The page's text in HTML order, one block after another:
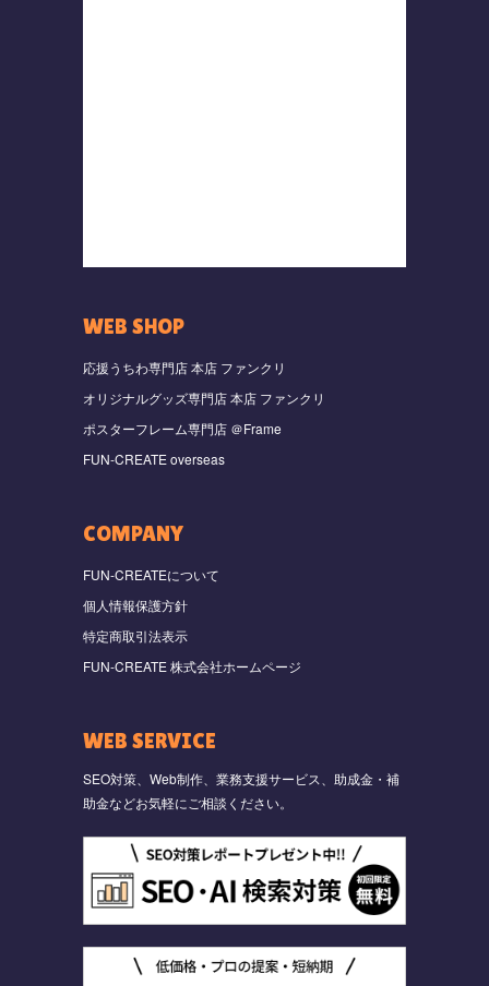
WEB SHOP
応援うちわ専門店 本店 ファンクリ
オリジナルグッズ専門店 本店 ファンクリ
ポスターフレーム専門店 ＠Frame
FUN-CREATE overseas
COMPANY
FUN-CREATEについて
個人情報保護方針
特定商取引法表示
FUN-CREATE 株式会社ホームページ
WEB SERVICE
SEO対策、Web制作、業務支援サービス、助成金・補
助金などお気軽にご相談ください。